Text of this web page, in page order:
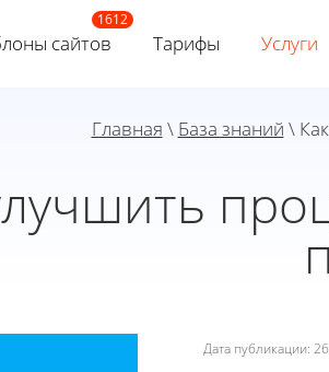
сайтов Тарифы Услуги
Главная \ База знаний \
Дата публикации: